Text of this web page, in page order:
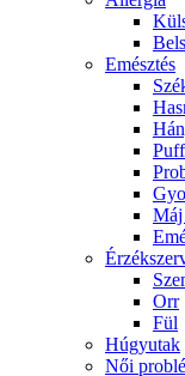
Emésztés
Máj
Orr
Fül
Húgyutak
Női